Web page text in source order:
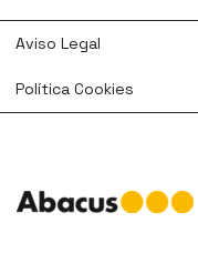
Aviso Legal
Política Cookies